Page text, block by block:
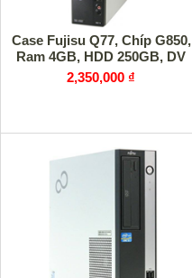
Case Fujisu Q77, Chíp G850,
Ram 4GB, HDD 250GB, DV
2,350,000 ₫